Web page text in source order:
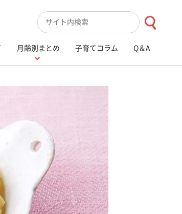
検索キーワード入力
月齢別まとめ 子育てコラム Q＆A